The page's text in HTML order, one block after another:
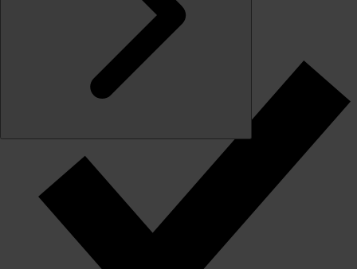
Originele merkglazen op sterkte